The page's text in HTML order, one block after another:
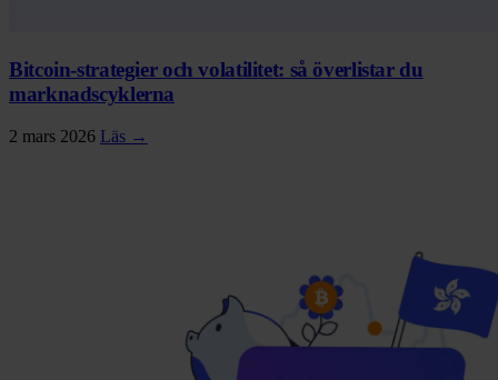
Bitcoin-strategier och volatilitet: så överlistar du
marknadscyklerna
2 mars 2026 Läs →